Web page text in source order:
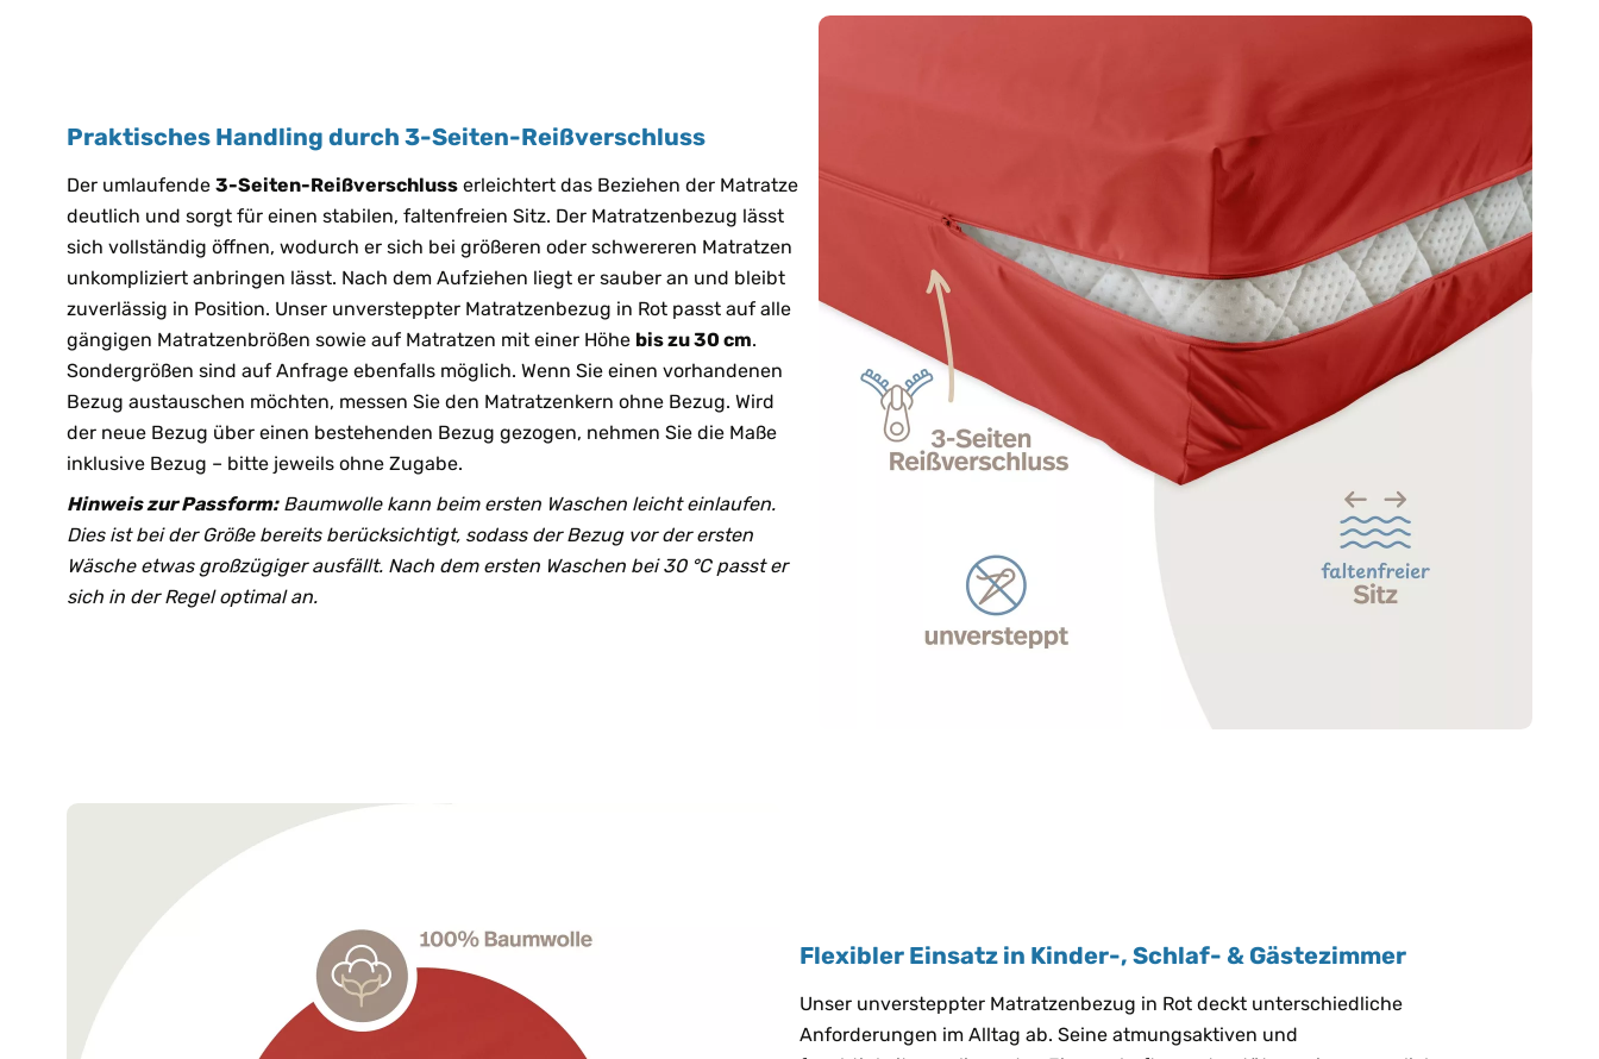
Praktisches Handling durch 3-Seiten-Reißverschluss
Der umlaufende 3-Seiten-Reißverschluss erleichtert das Beziehen der Matratze
deutlich und sorgt für einen stabilen, faltenfreien Sitz. Der Matratzenbezug lässt
sich vollständig öffnen, wodurch er sich bei größeren oder schwereren Matratzen
unkompliziert anbringen lässt. Nach dem Aufziehen liegt er sauber an und bleibt
zuverlässig in Position. Unser unversteppter Matratzenbezug in Rot passt auf alle
gängigen Matratzenbrößen sowie auf Matratzen mit einer Höhe bis zu 30 cm.
Sondergrößen sind auf Anfrage ebenfalls möglich. Wenn Sie einen vorhandenen
Bezug austauschen möchten, messen Sie den Matratzenkern ohne Bezug. Wird
der neue Bezug über einen bestehenden Bezug gezogen, nehmen Sie die Maße
inklusive Bezug – bitte jeweils ohne Zugabe.
Hinweis zur Passform:Baumwolle kann beim ersten Waschen leicht einlaufen.
Dies ist bei der Größe bereits berücksichtigt, sodass der Bezug vor der ersten
Wäsche etwas großzügiger ausfällt. Nach dem ersten Waschen bei 30 °C passt er
sich in der Regel optimal an.
Flexibler Einsatz in Kinder-, Schlaf- & Gästezimmer
Unser unversteppter Matratzenbezug in Rot deckt unterschiedliche
Anforderungen im Alltag ab. Seine atmungsaktiven und